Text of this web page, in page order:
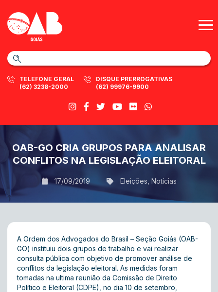
TELEFONE GERAL
(62) 3238-2000
DISQUE PRERROGATIVAS
(62) 99976-9900
OAB-GO CRIA GRUPOS PARA ANALISAR
CONFLITOS NA LEGISLAÇÃO ELEITORAL
17/09/2019 Eleições Notícias
A Ordem dos Advogados do Brasil – Seção Goiás (OAB-
GO) instituiu dois grupos de trabalho e vai realizar
consulta pública com objetivo de promover análise de
conflitos da legislação eleitoral. As medidas foram
tomadas na ultima reunião da Comissão de Direito
Político e Eleitoral (CDPE), no dia 10 de setembro,